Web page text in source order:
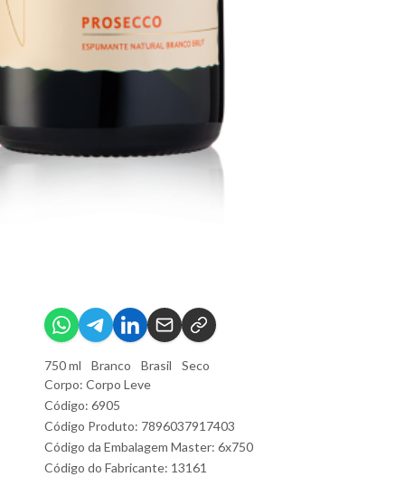
750 ml Branco Brasil
Seco
Corpo: Corpo Leve
Código: 6905
Código Produto: 7896037917403
Código da Embalagem Master: 6x750
Código do Fabricante: 13161